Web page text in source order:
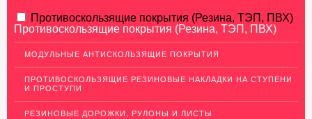
АЛЮМИНИЕВЫЙ ПРОКАТ
НЕРЖАВЕЮЩАЯ СТАЛЬ
Нержавеющие листы
Уголки из нержавеющей стали
Противоскользящие покрытия (Резина, ТЭП, ПВХ)
Противоскользящие покрытия (Резина, ТЭП, ПВХ)
МОДУЛЬНЫЕ АНТИСКОЛЬЗЯЩИЕ ПОКРЫТИЯ
ПРОТИВОСКОЛЬЗЯЩИЕ РЕЗИНОВЫЕ НАКЛАДКИ НА СТУПЕНИ
И ПРОСТУПИ
РЕЗИНОВЫЕ ДОРОЖКИ, РУЛОНЫ И ЛИСТЫ